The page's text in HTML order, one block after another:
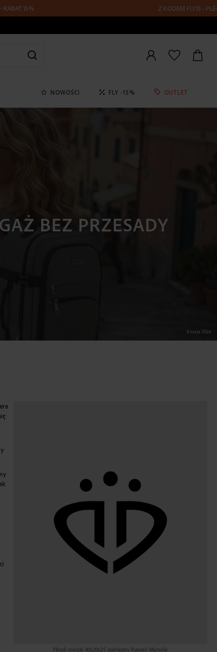
Z KODEM FLY15 - PLECAKI I TORBY
NOWOŚCI FLY -15% OUTLET
BEZ PRZESADY
8 maja 2026
Plecak miejski 40x20x25 podręczny Ryanair Marsylia